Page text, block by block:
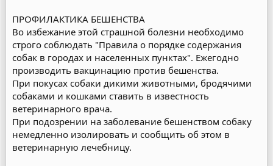
ПРОФИЛАКТИКА БЕШЕНСТВА
Во избежание этой страшной болезни необходимо
строго соблюдать "Правила о порядке содержания
собак в городах и населенных пунктах". Ежегодно
производить вакцинацию против бешенства.
При покусах собаки дикими животными, бродячими
собаками и кошками ставить в известность
ветеринарного врача.
При подозрении на заболевание бешенством собаку
немедленно изолировать и сообщить об этом в
ветеринарную лечебницу.